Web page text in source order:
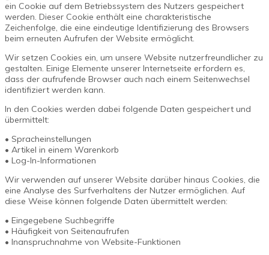
ein Cookie auf dem Betriebssystem des Nutzers gespeichert
werden. Dieser Cookie enthält eine charakteristische
Zeichenfolge, die eine eindeutige Identifizierung des Browsers
beim erneuten Aufrufen der Website ermöglicht.
Wir setzen Cookies ein, um unsere Website nutzerfreundlicher zu
gestalten. Einige Elemente unserer Internetseite erfordern es,
dass der aufrufende Browser auch nach einem Seitenwechsel
identifiziert werden kann.
In den Cookies werden dabei folgende Daten gespeichert und
übermittelt:
• Spracheinstellungen
• Artikel in einem Warenkorb
• Log-In-Informationen
Wir verwenden auf unserer Website darüber hinaus Cookies, die
eine Analyse des Surfverhaltens der Nutzer ermöglichen. Auf
diese Weise können folgende Daten übermittelt werden:
• Eingegebene Suchbegriffe
• Häufigkeit von Seitenaufrufen
• Inanspruchnahme von Website-Funktionen